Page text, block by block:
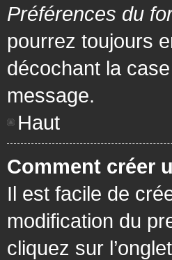
Préférences du
pourrez toujours
décochant la
message.
Haut
Comment créer
Il est facile de
modification du
cliquez sur l’onglet